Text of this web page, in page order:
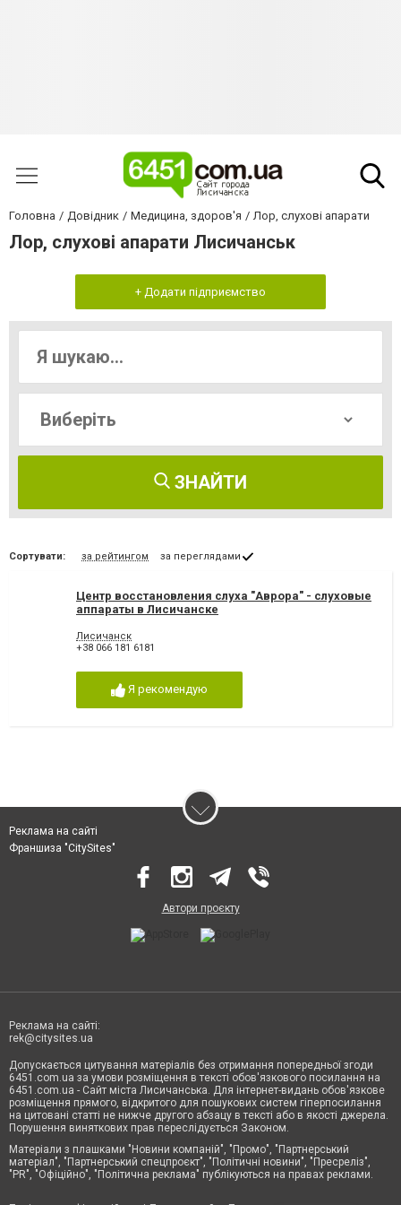
Головна Довідник Медицина, здоров'я Лор, слухові апарати
Лор, слухові апарати Лисичанськ
+ Додати підприємство
ЗНАЙТИ
Сортувати: за рейтингом за переглядами
Центр восстановления слуха "Аврора" - слуховые
аппараты в Лисичанске
Лисичанск
+38 066 181 6181
Я рекомендую
Реклама на сайті
Франшиза "CitySites"
Автори проєкту
Реклама на сайті:
rek@citysites.ua
Допускається цитування матеріалів без отримання попередньої згоди
6451.com.ua за умови розміщення в тексті обов'язкового посилання на
6451.com.ua - Сайт міста Лисичанська. Для інтернет-видань обов'язкове
розміщення прямого, відкритого для пошукових систем гіперпосилання
на цитовані статті не нижче другого абзацу в тексті або в якості джерела.
Порушення виняткових прав переслідується Законом.
Матеріали з плашками "Новини компаній", "Промо", "Партнерський
матеріал", "Партнерський спецпроєкт", "Політичні новини", "Пресреліз",
"PR", "Офіційно", "Політична реклама" публікуються на правах реклами.